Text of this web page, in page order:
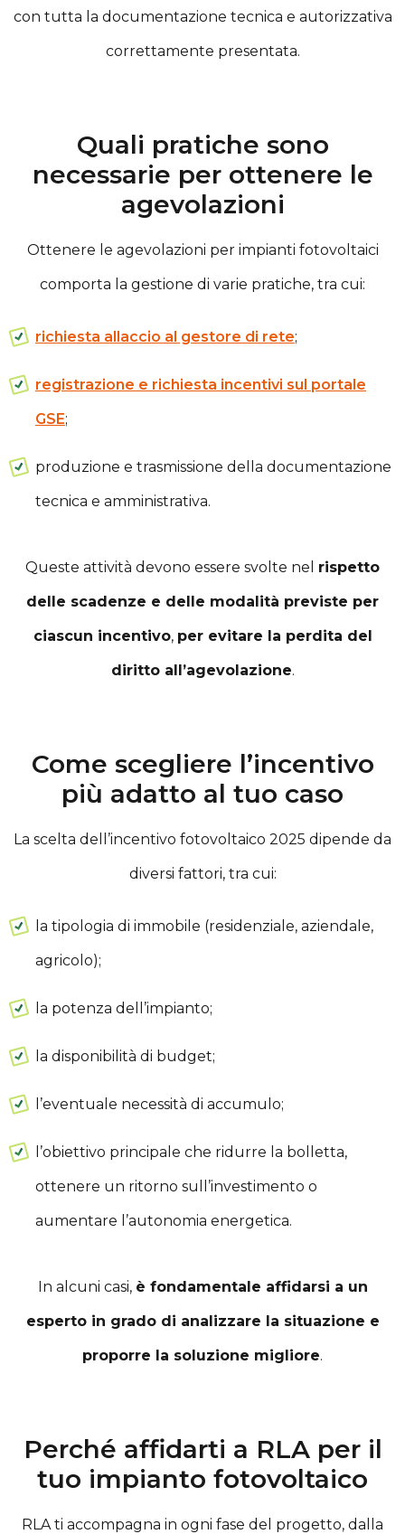
con tutta la documentazione tecnica e autorizzativa
correttamente presentata.
Quali pratiche sono
necessarie per ottenere le
agevolazioni
Ottenere le agevolazioni per impianti fotovoltaici
comporta la gestione di varie pratiche, tra cui:
richiesta allaccio al gestore di rete;
registrazione e richiesta incentivi sul portale
GSE;
produzione e trasmissione della documentazione
tecnica e amministrativa.
Queste attività devono essere svolte nel rispetto
delle scadenze e delle modalità previste per
ciascun incentivo, per evitare la perdita del
diritto all’agevolazione.
Come scegliere l’incentivo
più adatto al tuo caso
La scelta dell’incentivo fotovoltaico 2025 dipende da
diversi fattori, tra cui:
la tipologia di immobile (residenziale, aziendale,
agricolo);
la potenza dell’impianto;
la disponibilità di budget;
l’eventuale necessità di accumulo;
l’obiettivo principale che ridurre la bolletta,
ottenere un ritorno sull’investimento o
aumentare l’autonomia energetica.
In alcuni casi, è fondamentale affidarsi a un
esperto in grado di analizzare la situazione e
proporre la soluzione migliore.
Perché affidarti a RLA per il
tuo impianto fotovoltaico
RLA ti accompagna in ogni fase del progetto, dalla